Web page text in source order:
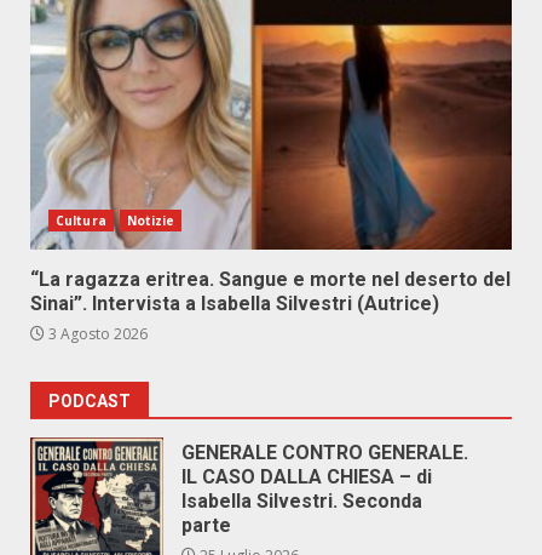
Cultura Notizie
“La ragazza eritrea. Sangue e morte nel deserto del
Sinai”. Intervista a Isabella Silvestri (Autrice)
3 Agosto 2026
PODCAST
GENERALE CONTRO GENERALE.
IL CASO DALLA CHIESA – di
Isabella Silvestri. Seconda
parte